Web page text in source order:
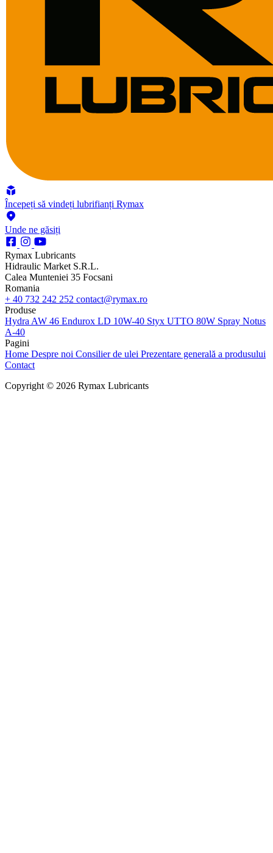
Începeți să vindeți lubrifianți Rymax
Unde ne găsiți
Rymax Lubricants
Hidraulic Market S.R.L.
Calea Munteniei 35 Focsani
Romania
+ 40 732 242 252 contact@rymax.ro
Produse
Hydra AW 46 Endurox LD 10W-40 Styx UTTO 80W Spray Notus
A-40
Pagini
Home Despre noi Consilier de ulei Prezentare generală a produsului
Contact
Copyright © 2026 Rymax Lubricants